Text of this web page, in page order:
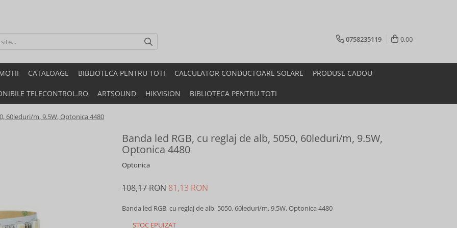
0758235119 0,00
CATALOAGE BIBLIOTECA PENTRU TOTI CALCULATOR CONDUCTOARE SOLARE PRODUSE CADOU
TELECONTROL.RO ARTSOUND HIKVISION BIBLIOTECA PENTRU TOTI
60leduri/m, 9.5W, Optonica 4480
Banda led RGB, cu reglaj de alb, 5050, 60leduri/m, 9.5W,
Optonica 4480
Optonica
108,17 RON 81,13 RON
Banda led RGB, cu reglaj de alb, 5050, 60leduri/m, 9.5W, Optonica 4480
STOC EPUIZAT